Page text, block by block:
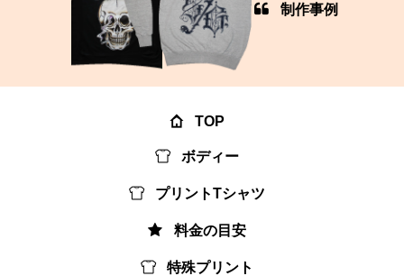
制作事例
TOP
ボディー
プリントTシャツ
料金の目安
特殊プリント